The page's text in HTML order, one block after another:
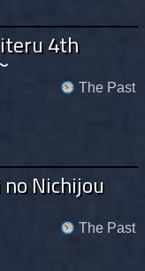
4th
The Past
Nichijou
The Past